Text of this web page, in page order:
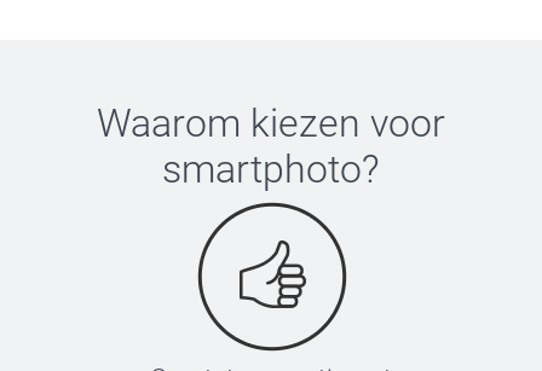
Waarom kiezen voor
smartphoto?